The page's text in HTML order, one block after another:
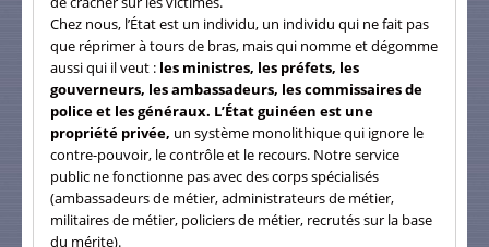
Chez nous, l’État est un individu, un individu qui ne fait pas
que réprimer à tours de bras, mais qui nomme et dégomme
aussi qui il veut : les ministres, les préfets, les
gouverneurs, les ambassadeurs, les commissaires de
police et les généraux. L’État guinéen est une
propriété privée, un système monolithique qui ignore le
contre-pouvoir, le contrôle et le recours. Notre service
public ne fonctionne pas avec des corps spécialisés
(ambassadeurs de métier, administrateurs de métier,
militaires de métier, policiers de métier, recrutés sur la base
du mérite).